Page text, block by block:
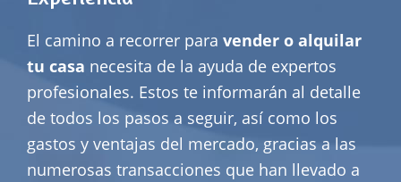
El camino a recorrer para vender o alquilar
tu casa necesita de la ayuda de expertos
profesionales. Estos te informarán al detalle
de todos los pasos a seguir, así como los
gastos y ventajas del mercado, gracias a las
numerosas transacciones que han llevado a